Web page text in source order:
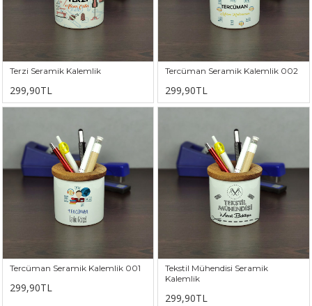
Terzi Seramik Kalemlik
299,90TL
Tercüman Seramik Kalemlik 002
299,90TL
Tercüman Seramik Kalemlik 001
299,90TL
Tekstil Mühendisi Seramik
Kalemlik
299,90TL